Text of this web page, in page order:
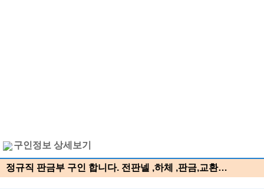
구인정보 상세보기
정규직 판금부 구인 합니다. 전판넬 ,하체 ,판금,교환…